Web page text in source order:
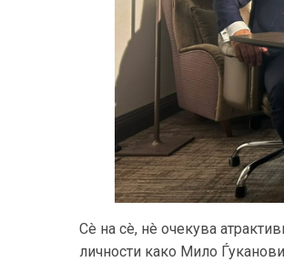
Сè на сè, нè очекува
личности како Мило